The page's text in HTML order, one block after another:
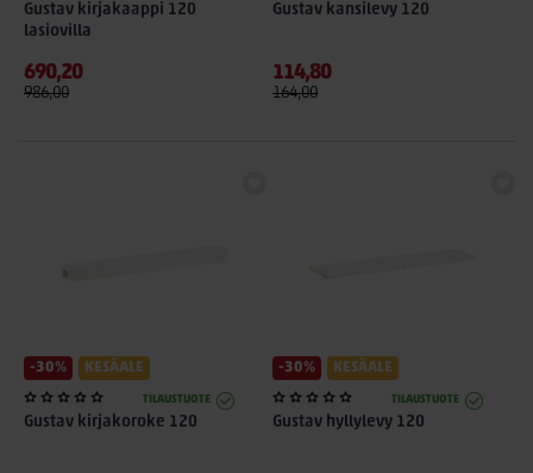
Gustav kirjakaappi 120
lasiovilla
690,20
986,00
Gustav kansilevy 120
114,80
164,00
-30% KESÄALE
TILAUSTUOTE
Gustav kirjakoroke 120
-30% KESÄALE
TILAUSTUOTE
Gustav hyllylevy 120